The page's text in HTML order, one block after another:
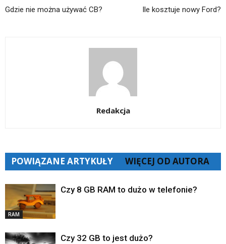
Gdzie nie można używać CB? Ile kosztuje nowy Ford?
Redakcja
POWIĄZANE ARTYKUŁY WIĘCEJ OD AUTORA
RAM
Czy 8 GB RAM to dużo w telefonie?
Czy 32 GB to jest dużo?